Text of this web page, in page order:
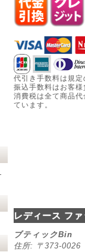
代引き手数料は規
振込手数料はお客
消費税は全て商品
ています。
レディース フ
ブティックBin
住所: 〒373-